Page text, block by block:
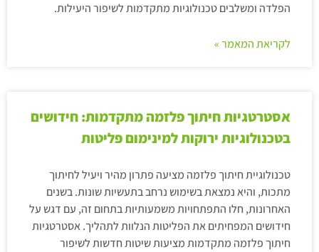
הפלדה ומשלבים טכנולוגיות מתקדמות לשיפור היעילות.
לקריאת המאמר »
אסטרטגיות חיתוך פלזמה מתקדמות: חידושים
בטכנולוגיות ירוקות למינימום פליטות
טכנולוגיית חיתוך פלזמה מציעה פתרון מהיר ויעיל לחיתוך
מתכות, והיא נמצאת בשימוש נרחב בתעשיות שונות. בשנים
האחרונות, חלו התפתחויות משמעותיות בתחום זה, עם דגש על
חידושים המפחיתים את הפליטות הנלוות לתהליך. אסטרטגיות
חיתוך פלזמה מתקדמות מציעות שיטות חדשות לשיפור